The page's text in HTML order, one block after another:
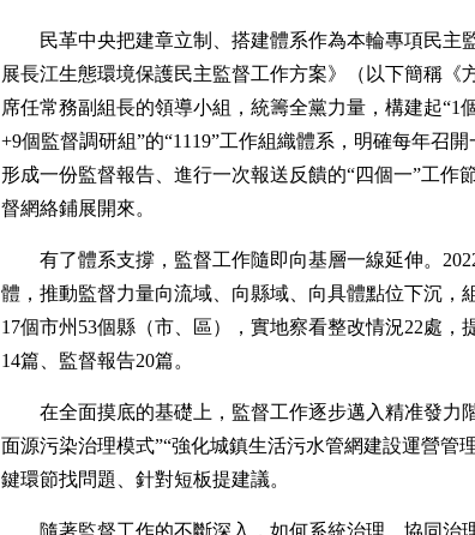
民革中央把建章立制、搭建體系作為本輪專項民主
展長江生態環境保護民主監督工作方案》（以下簡稱《
席任常務副組長的領導小組，統籌全黨力量，構建起“1
+9個監督調研組”的“1119”工作組織體系，明確每年召
形成一份監督報告、進行一次報送反饋的“四個一”工作
督網絡鋪展開來。
有了體系支撐，監督工作隨即向基層一線延伸。
體，推動監督力量向流域、向縣域、向具體點位下沉，
17個市州53個縣（市、區），實地察看整改情況22處，
14篇、監督報告20篇。
在全面摸底的基礎上，監督工作逐步邁入精准發力
面源污染治理模式”“強化城鎮生活污水管網建設運營管
鍵環節找問題、針對短板提建議。
隨著監督工作的不斷深入，如何系統治理、協同治